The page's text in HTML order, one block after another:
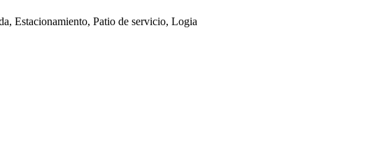
Estacionamiento, Patio de servicio, Logia